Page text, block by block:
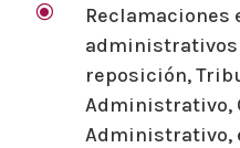
\
Reclamaciones
administrativos
reposición,
Administrativo,
Administrativo,